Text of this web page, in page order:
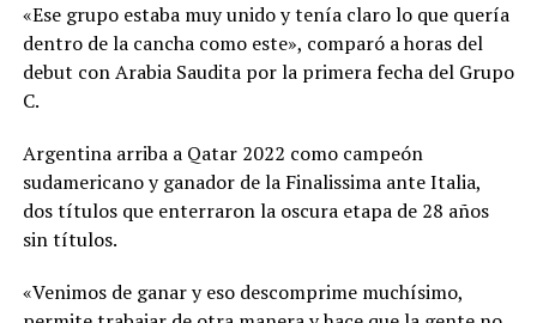
«Ese grupo estaba muy unido y tenía claro lo que quería
dentro de la cancha como este», comparó a horas del
debut con Arabia Saudita por la primera fecha del Grupo
C.
Argentina arriba a Qatar 2022 como campeón
sudamericano y ganador de la Finalissima ante Italia,
dos títulos que enterraron la oscura etapa de 28 años
sin títulos.
«Venimos de ganar y eso descomprime muchísimo,